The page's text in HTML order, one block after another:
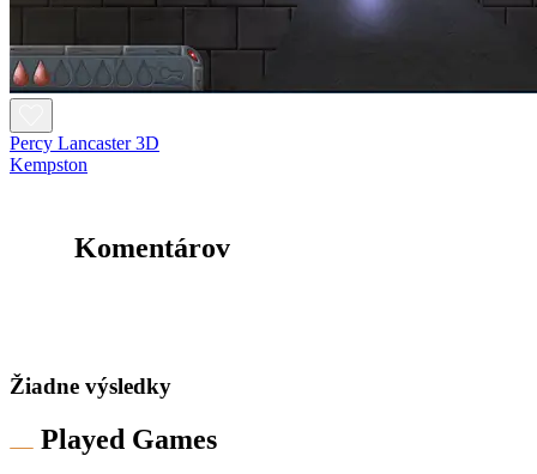
Percy Lancaster 3D
Kempston
Komentárov
Žiadne výsledky
Played Games